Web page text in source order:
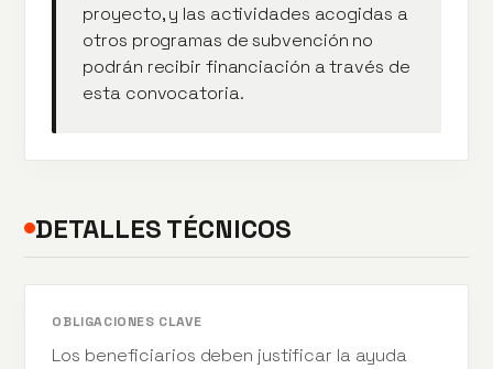
proyecto, y las actividades acogidas a
otros programas de subvención no
podrán recibir financiación a través de
esta convocatoria.
DETALLES TÉCNICOS
OBLIGACIONES CLAVE
Los beneficiarios deben justificar la ayuda